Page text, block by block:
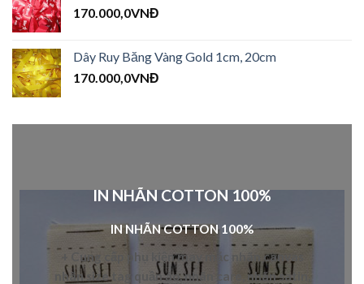
170.000,0VNĐ
Dây Ruy Băng Vàng Gold 1cm, 20cm
170.000,0VNĐ
IN NHÃN COTTON 100%
IN NHÃN COTTON 100%
+ Cung cấp
phụ kiện may mặc
nhãn canvas
nhãn size tag quần áo,nhãn care nhãn satin